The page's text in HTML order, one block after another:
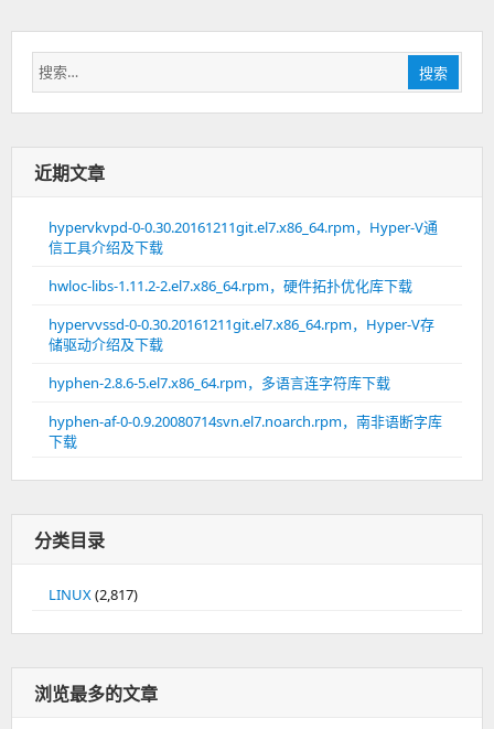
搜
索：
搜索
近期文章
hypervkvpd-0-0.30.20161211git.el7.x86_64.rpm，Hyper-V通
信工具介绍及下载
hwloc-libs-1.11.2-2.el7.x86_64.rpm，硬件拓扑优化库下载
hypervvssd-0-0.30.20161211git.el7.x86_64.rpm，Hyper-V存
储驱动介绍及下载
hyphen-2.8.6-5.el7.x86_64.rpm，多语言连字符库下载
hyphen-af-0-0.9.20080714svn.el7.noarch.rpm，南非语断字库
下载
分类目录
LINUX(2,817)
浏览最多的文章